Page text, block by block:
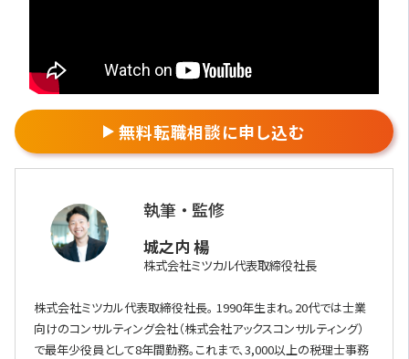
無料転職相談に申し込む
執筆 ・ 監修
城之内 楊
株式会社ミツカル代表取締役社長
株式会社ミツカル代表取締役社長。 1990年生まれ。20代では士業
向けのコンサルティング会社（株式会社アックスコンサルティング）
で最年少役員として8年間勤務。これまで、3,000以上の税理士事務